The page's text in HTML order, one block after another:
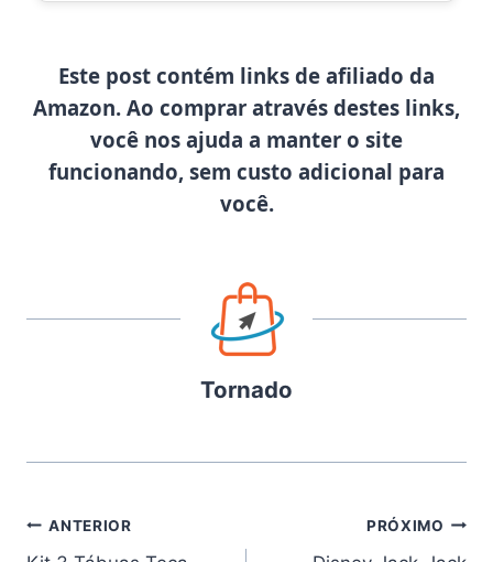
Este post contém links de afiliado da
Amazon. Ao comprar através destes links,
você nos ajuda a manter o site
funcionando, sem custo adicional para
você.
Tornado
Navegação
ANTERIOR PRÓXIMO